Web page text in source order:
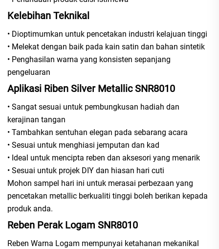
Kelebihan Teknikal
• Dioptimumkan untuk pencetakan industri kelajuan tinggi
• Melekat dengan baik pada kain satin dan bahan sintetik
• Penghasilan warna yang konsisten sepanjang
pengeluaran
Aplikasi Riben Silver Metallic SNR8010
• Sangat sesuai untuk pembungkusan hadiah dan
kerajinan tangan
• Tambahkan sentuhan elegan pada sebarang acara
• Sesuai untuk menghiasi jemputan dan kad
• Ideal untuk mencipta reben dan aksesori yang menarik
• Sesuai untuk projek DIY dan hiasan hari cuti
Mohon sampel hari ini untuk merasai perbezaan yang
pencetakan metallic berkualiti tinggi boleh berikan kepada
produk anda.
Reben Perak Logam SNR8010
Reben Warna Logam mempunyai ketahanan mekanikal